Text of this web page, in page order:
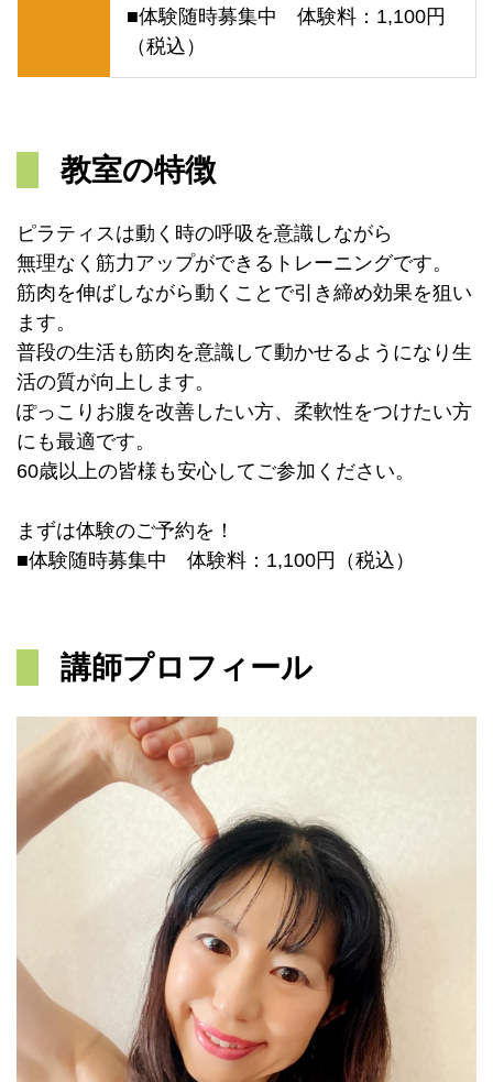
■体験随時募集中 体験料：1,100円
（税込）
教室の特徴
ピラティスは動く時の呼吸を意識しながら
無理なく筋力アップができるトレーニングです。
筋肉を伸ばしながら動くことで引き締め効果を狙い
ます。
普段の生活も筋肉を意識して動かせるようになり生
活の質が向上します。
ぽっこりお腹を改善したい方、柔軟性をつけたい方
にも最適です。
60歳以上の皆様も安心してご参加ください。
まずは体験のご予約を！
■体験随時募集中 体験料：1,100円（税込）
講師プロフィール